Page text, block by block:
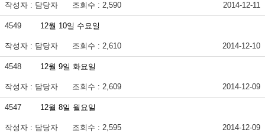
작성자 : 담당자 조회수 : 2,590 2014-12-11
4549 12월 10일 수요일
작성자 : 담당자 조회수 : 2,610 2014-12-10
4548 12월 9일 화요일
작성자 : 담당자 조회수 : 2,609 2014-12-09
4547 12월 8일 월요일
작성자 : 담당자 조회수 : 2,595 2014-12-09